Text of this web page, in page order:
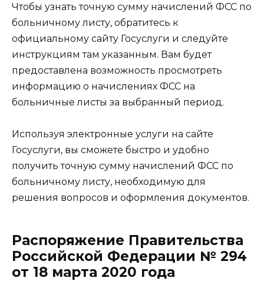
Чтобы узнать точную сумму начислений ФСС по
больничному листу, обратитесь к
официальному сайту Госуслуги и следуйте
инструкциям там указанным. Вам будет
предоставлена возможность просмотреть
информацию о начислениях ФСС на
больничные листы за выбранный период.
Используя электронные услуги на сайте
Госуслуги, вы сможете быстро и удобно
получить точную сумму начислений ФСС по
больничному листу, необходимую для
решения вопросов и оформления документов.
Распоряжение Правительства
Российской Федерации № 294
от 18 марта 2020 года